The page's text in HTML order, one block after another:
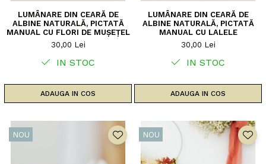
LUMÂNARE DIN CEARĂ DE
ALBINE NATURALĂ, PICTATĂ
MANUAL CU FLORI DE MUȘEȚEL
30,00 Lei
IN STOC
ADAUGA IN COS
LUMÂNARE DIN CEARĂ DE
ALBINE NATURALĂ, PICTATĂ
MANUAL CU LALELE
30,00 Lei
IN STOC
ADAUGA IN COS
NOU NOU